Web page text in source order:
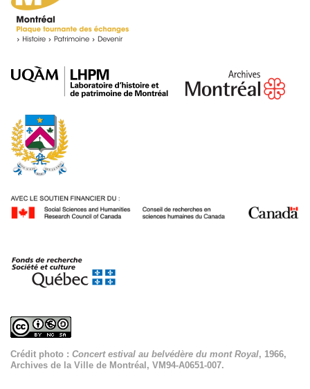
Crédit photo : Concert estival au belvédère du mont Royal, 1966,
Archives de la Ville de Montréal, VM94-A0651-007.